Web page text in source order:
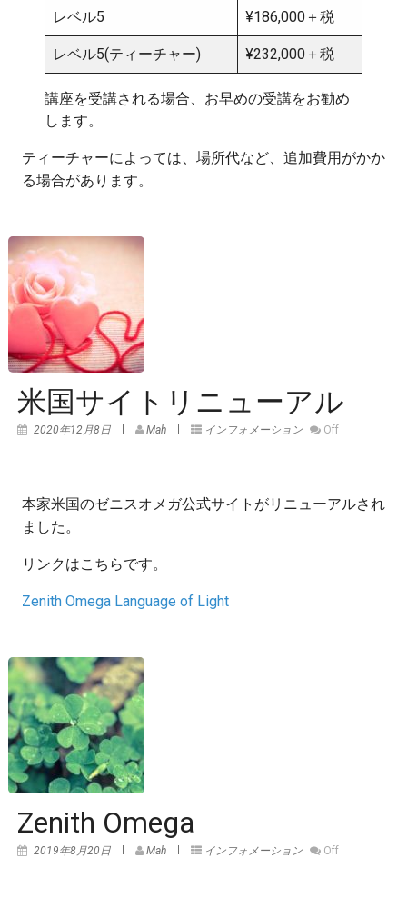
レベル5 ¥186,000＋税
レベル5(ティーチャー) ¥232,000＋税
講座を受講される場合、お早めの受講をお勧め
します。
ティーチャーによっては、場所代など、追加費用がかか
る場合があります。
米国サイトリニューアル
2020年12月8日 Mah インフォメーション Off
本家米国のゼニスオメガ公式サイトがリニューアルされ
ました。
リンクはこちらです。
Zenith Omega Language of Light
Zenith Omega
2019年8月20日 Mah インフォメーション Off